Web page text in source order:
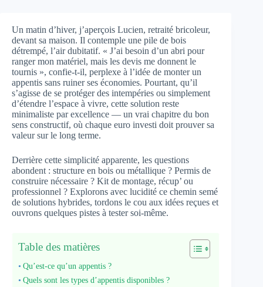
Un matin d’hiver, j’aperçois Lucien, retraité bricoleur,
devant sa maison. Il contemple une pile de bois
détrempé, l’air dubitatif. « J’ai besoin d’un abri pour
ranger mon matériel, mais les devis me donnent le
tournis », confie-t-il, perplexe à l’idée de monter un
appentis sans ruiner ses économies. Pourtant, qu’il
s’agisse de se protéger des intempéries ou simplement
d’étendre l’espace à vivre, cette solution reste
minimaliste par excellence — un vrai chapitre du bon
sens constructif, où chaque euro investi doit prouver sa
valeur sur le long terme.
Derrière cette simplicité apparente, les questions
abondent : structure en bois ou métallique ? Permis de
construire nécessaire ? Kit de montage, récup’ ou
professionnel ? Explorons avec lucidité ce chemin semé
de solutions hybrides, tordons le cou aux idées reçues et
ouvrons quelques pistes à tester soi-même.
Table des matières
Qu’est-ce qu’un appentis ?
Quels sont les types d’appentis disponibles ?